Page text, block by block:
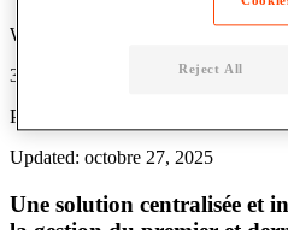
Written by: Parcel Pending
3 Min Read
Published: 27 octobre 2025
Updated: octobre 27, 2025
Une solution centralisée et
Reject All